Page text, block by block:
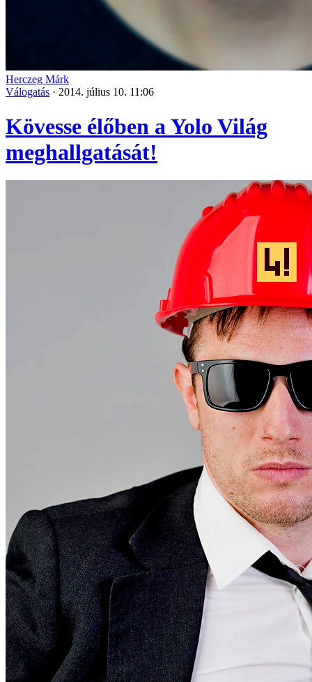
Herczeg Márk
Válogatás · 2014. július 10. 11:06
Kövesse élőben a Yolo Világ
meghallgatását!